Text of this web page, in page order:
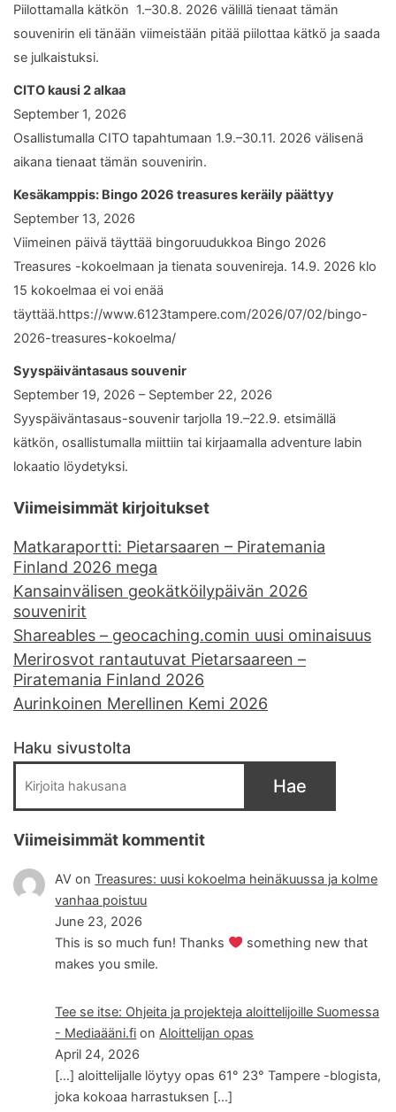
Piilottamalla kätkön 1.–30.8. 2026 välillä tienaat tämän
souvenirin eli tänään viimeistään pitää piilottaa kätkö ja saada
se julkaistuksi.
CITO kausi 2 alkaa
September 1, 2026
Osallistumalla CITO tapahtumaan 1.9.–30.11. 2026 välisenä
aikana tienaat tämän souvenirin.
Kesäkamppis: Bingo 2026 treasures keräily päättyy
September 13, 2026
Viimeinen päivä täyttää bingoruudukkoa Bingo 2026
Treasures -kokoelmaan ja tienata souvenireja. 14.9. 2026 klo
15 kokoelmaa ei voi enää
täyttää.https://www.6123tampere.com/2026/07/02/bingo-
2026-treasures-kokoelma/
Syyspäiväntasaus souvenir
September 19, 2026 – September 22, 2026
Syyspäiväntasaus-souvenir tarjolla 19.–22.9. etsimällä
kätkön, osallistumalla miittiin tai kirjaamalla adventure labin
lokaatio löydetyksi.
Viimeisimmät kirjoitukset
Matkaraportti: Pietarsaaren – Piratemania
Finland 2026 mega
Kansainvälisen geokätköilypäivän 2026
souvenirit
Shareables – geocaching.comin uusi ominaisuus
Merirosvot rantautuvat Pietarsaareen –
Piratemania Finland 2026
Aurinkoinen Merellinen Kemi 2026
Haku sivustolta
Hae
Viimeisimmät kommentit
AV onTreasures: uusi kokoelma heinäkuussa ja kolme
vanhaa poistuu
June 23, 2026
This is so much fun! Thanks
something new that
makes you smile.
Tee se itse: Ohjeita ja projekteja aloittelijoille Suomessa
- Mediaääni.fi onAloittelijan opas
April 24, 2026
[…] aloittelijalle löytyy opas 61° 23° Tampere -blogista,
joka kokoaa harrastuksen […]